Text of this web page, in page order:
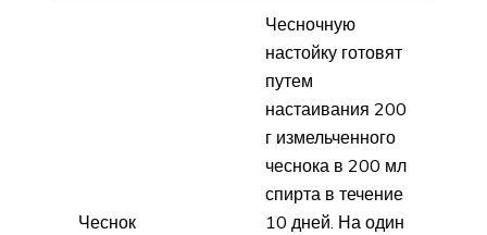
Чеснок
Чесночную
настойку готовят
путем
настаивания 200
г измельченного
чеснока в 200 мл
спирта в течение
10 дней. На один